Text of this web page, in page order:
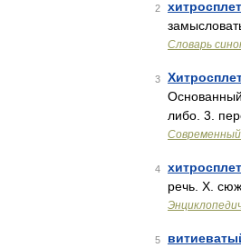
2
Словарь
3
либо. 3.
Современный
4
речь. Х.
5